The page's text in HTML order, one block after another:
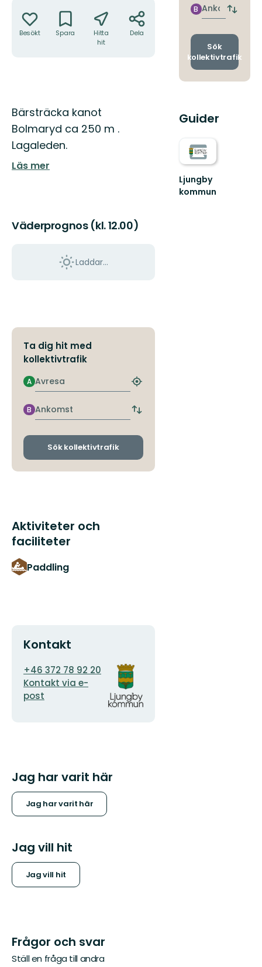
Besökt Spara
Hitta
hit
Dela
Beskrivning
Bärsträcka kanot
Bolmaryd ca 250 m .
Lagaleden.
Läs mer
Väderprognos (kl. 12.00)
Laddar...
Ta dig hit med
kollektivtrafik
Avresa
A
Hitta
hållplats
Ankomst
B
Byt
och
Sök kollektivtrafik
Aktiviteter och
faciliteter
Paddling
Kontakt
E-
postadress
+46 372 78 92 20
Kontakt via e-
post
Organisationens
logotyp
Jag har varit här
Jag har varit här
Jag vill hit
Jag vill hit
Frågor och svar
Ställ en fråga till andra
Ankomst
B
Byt
och
Sök
kollektivtrafik
Guider
Ljungby
kommun